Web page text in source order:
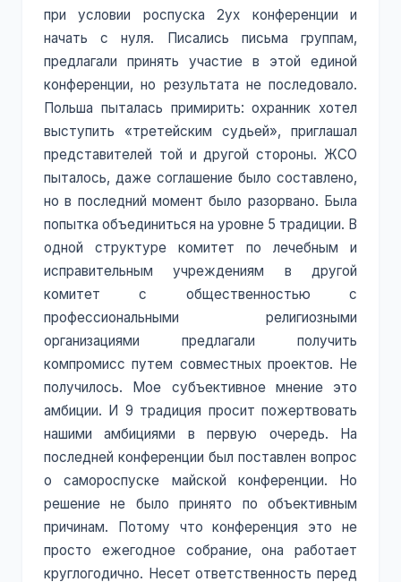
при условии роспуска 2ух конференции и
начать с нуля. Писались письма группам,
предлагали принять участие в этой единой
конференции, но результата не последовало.
Польша пыталась примирить: охранник хотел
выступить «третейским судьей», приглашал
представителей той и другой стороны. ЖСО
пыталось, даже соглашение было составлено,
но в последний момент было разорвано. Была
попытка объединиться на уровне 5 традиции. В
одной структуре комитет по лечебным и
исправительным учреждениям в другой
комитет с общественностью с
профессиональными религиозными
организациями предлагали получить
компромисс путем совместных проектов. Не
получилось. Мое субъективное мнение это
амбиции. И 9 традиция просит пожертвовать
нашими амбициями в первую очередь. На
последней конференции был поставлен вопрос
о самороспуске майской конференции. Но
решение не было принято по объективным
причинам. Потому что конференция это не
просто ежегодное собрание, она работает
круглогодично. Несет ответственность перед